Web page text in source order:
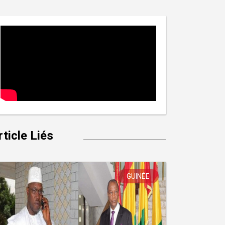
Liés
GUINÉE